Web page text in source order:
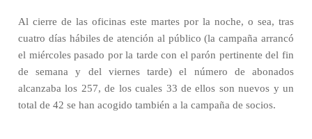
Al cierre de las oficinas este martes por la noche, o sea, tras
cuatro días hábiles de atención al público (la campaña arrancó
el miércoles pasado por la tarde con el parón pertinente del fin
de semana y del viernes tarde) el número de abonados
alcanzaba los 257, de los cuales 33 de ellos son nuevos y un
total de 42 se han acogido también a la campaña de socios.